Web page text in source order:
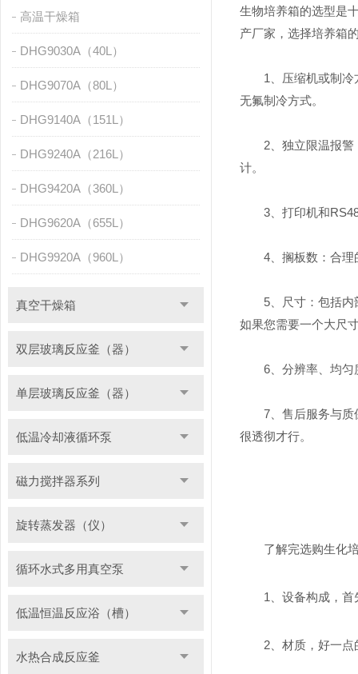
高温干燥箱
DHG9030A（40L）
DHG9070A（80L）
DHG9140A（151L）
DHG9240A（216L）
DHG9420A（360L）
DHG9620A（655L）
DHG9920A（960L）
真空干燥箱
双层玻璃反应釜（器）
单层玻璃反应釜（器）
低温冷却液循环泵
磁力搅拌器系列
旋转蒸发器（仪）
循环水式多用真空泵
低温恒温反应浴（槽）
水热合成反应釜
生物培养箱的选型是
产厂家，选择培养箱
1、压缩机或制冷方
无氟制冷方式。
2、独立限温报警：
计。
3、打印机和
4、搁板数：合理的
5、尺寸：包括内部
如果您需要一个大尺
6、分辨率、均匀度
7、售后服务与质保
很透彻才行。
了解完选购生化
1、设备构成，首先
2、材质，好一点的